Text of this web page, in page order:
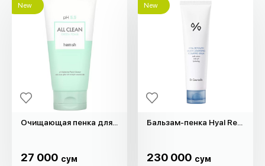
New
Очищающая пенка для лица Green "Heimish" (30мл)
27 000 сум
New
230 000 сум